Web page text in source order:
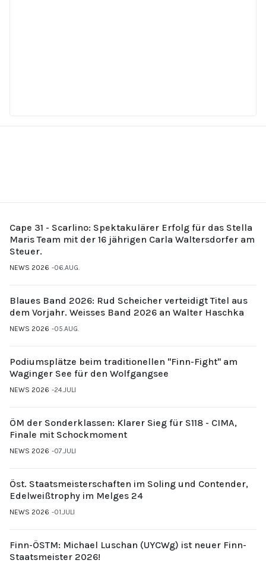
Cape 31 - Scarlino: Spektakulärer Erfolg für das Stella
Maris Team mit der 16 jährigen Carla Waltersdorfer am
Steuer.
NEWS 2026 06.AUG.
Blaues Band 2026: Rud Scheicher verteidigt Titel aus
dem Vorjahr. Weisses Band 2026 an Walter Haschka
NEWS 2026 05.AUG.
Podiumsplätze beim traditionellen "Finn-Fight" am
Waginger See für den Wolfgangsee
NEWS 2026 24.JULI
ÖM der Sonderklassen: Klarer Sieg für S118 - CIMA,
Finale mit Schockmoment
NEWS 2026 07.JULI
Öst. Staatsmeisterschaften im Soling und Contender,
Edelweißtrophy im Melges 24
NEWS 2026 01.JULI
Finn-ÖSTM: Michael Luschan (UYCWg) ist neuer Finn-
Staatsmeister 2026!